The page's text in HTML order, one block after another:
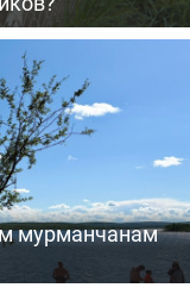
мурманчанам